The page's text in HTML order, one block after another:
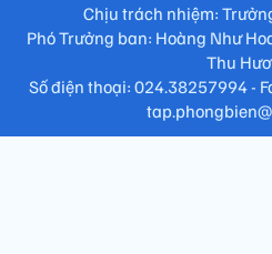
Cơ quan chủ quản:
Địa chỉ: Số 05 Lý Thường
Chịu trách nhiệm:
Phó Trưởng ban: Hoàng Như